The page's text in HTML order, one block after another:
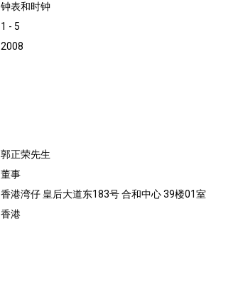
钟表和时钟
1 - 5
2008
郭正荣先生
董事
香港湾仔 皇后大道东183号 合和中心 39楼01室
香港